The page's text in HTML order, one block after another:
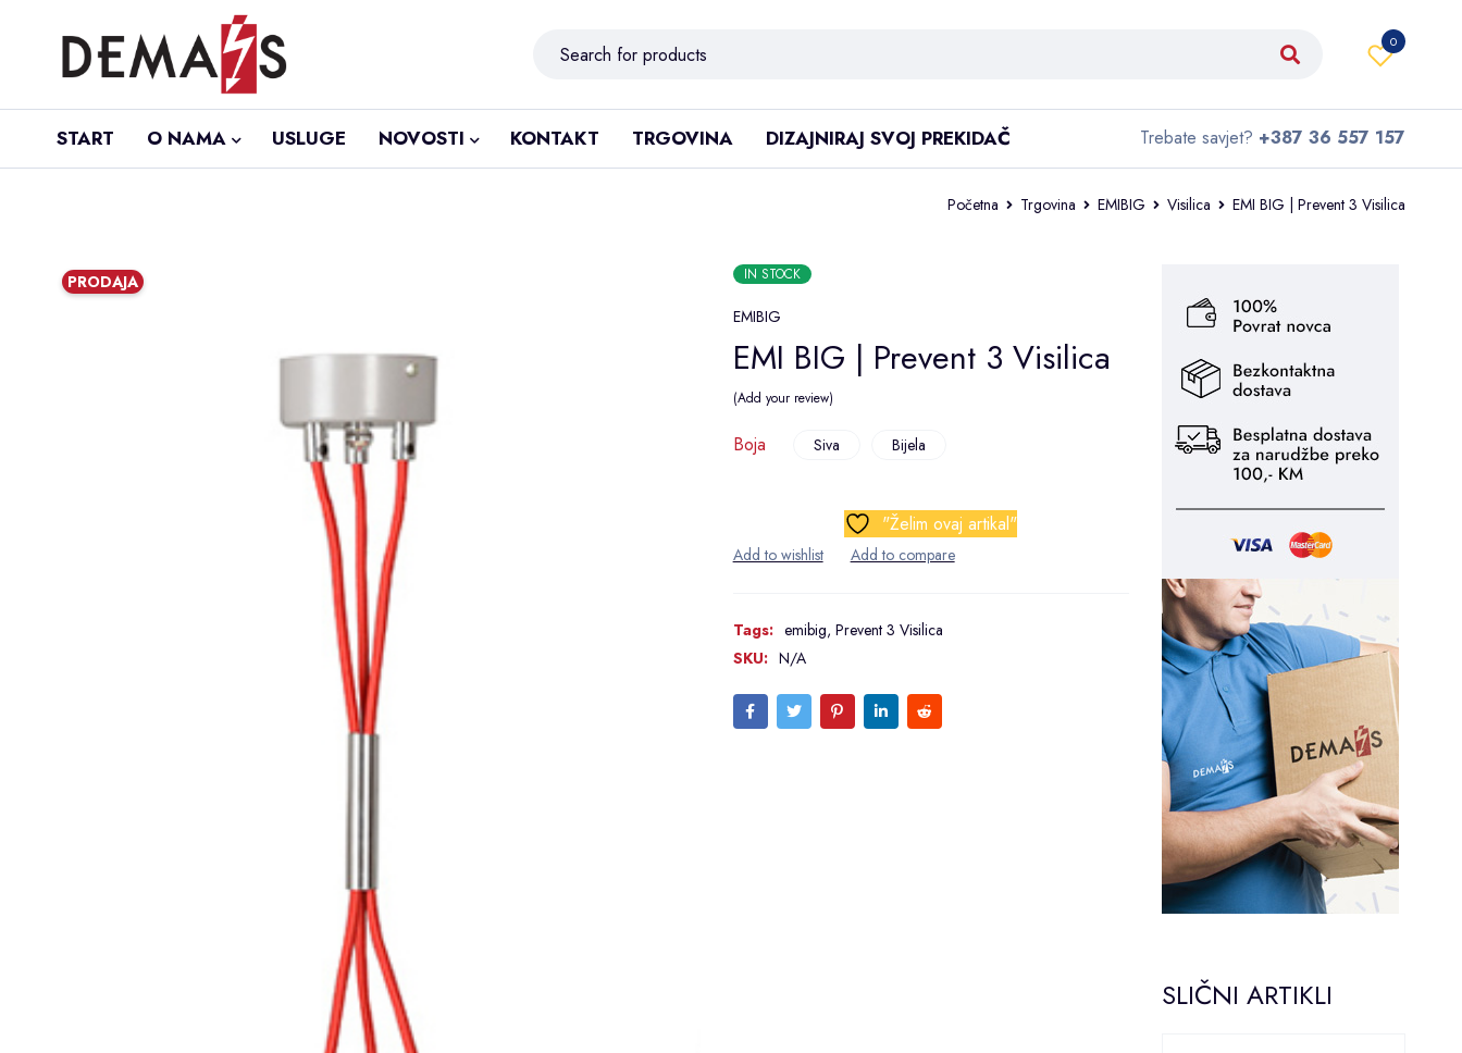
0
START O NAMA USLUGE NOVOSTI KONTAKT TRGOVINA DIZAJNIRAJ SVOJ PREKIDAČ Trebate savjet? +387 36 557 157
Početna Trgovina EMIBIG Visilica EMI BIG | Prevent 3 Visilica
PRODAJA IN STOCK
EMIBIG
EMI BIG | Prevent 3 Visilica
Add your review
Boja Siva Bijela
"Želim ovaj artikal"
Tags: emibig, Prevent 3 Visilica
SKU: N/A
SLIČNI ARTIKLI